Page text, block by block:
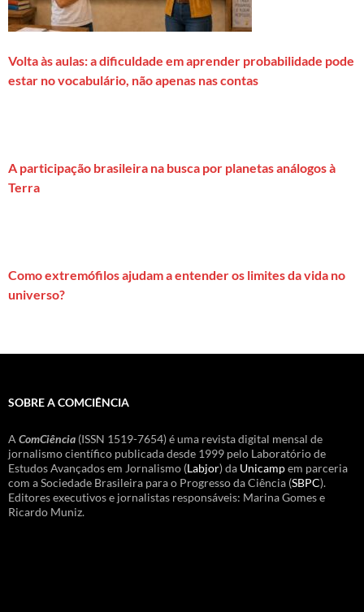
Volta às aulas: a dificuldade em aprender probabilidade pode
estar no vocabulário, não apenas nas contas
A participação brasileira na busca por planetas análogos à
Terra
Como extremófilos ajudam a entender os limites da vida no
universo?
SOBRE A COMCIÊNCIA
A ComCiência (ISSN 1519-7654) é uma revista digital mensal de
jornalismo científico publicada desde 1999 pelo Laboratório de
Estudos Avançados em Jornalismo (Labjor) da Unicampem parceria
com a Sociedade Brasileira para o Progresso da Ciência (SBPC).
Editores executivos e jornalistas responsáveis: Marina Gomes e
Ricardo Muniz.